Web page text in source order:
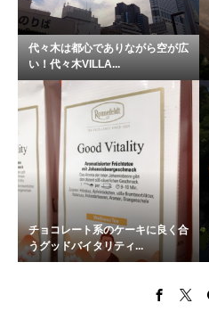
代々木は都心でありながら空が広
い！代々木VILLA...
チョコレート系のケーキに良く合
うグッドバイタリティ...